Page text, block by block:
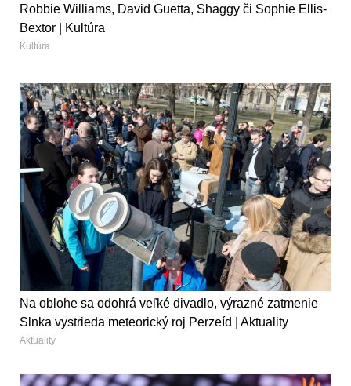
Robbie Williams, David Guetta, Shaggy či Sophie Ellis-
Bextor | Kultúra
Kultúra
Na oblohe sa odohrá veľké divadlo, výrazné zatmenie
Slnka vystrieda meteorický roj Perzeíd | Aktuality
Aktuality